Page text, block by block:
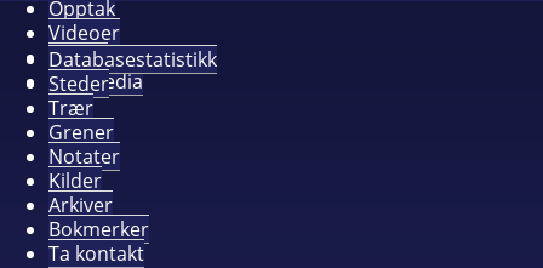
Opptak
Videoer
Album
Alle media
Databasestatistikk
Steder
Trær
Grener
Notater
Kilder
Arkiver
Bokmerker
Ta kontakt